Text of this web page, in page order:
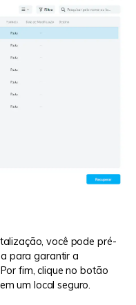
você pode pré-
para garantir a
fim, clique no botão
um local seguro.